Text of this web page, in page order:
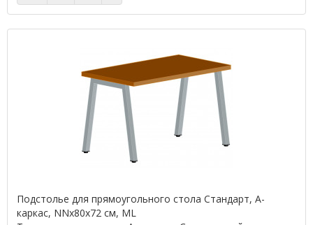
Подстолье для прямоугольного стола Стандарт, А-
каркас, NNx80х72 см, ML